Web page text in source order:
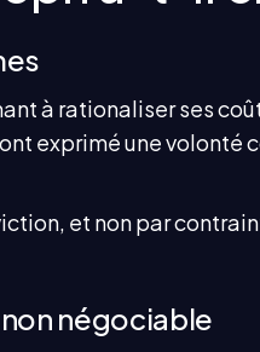
à rationaliser ses
exprimé une volonté
et non par
négociable